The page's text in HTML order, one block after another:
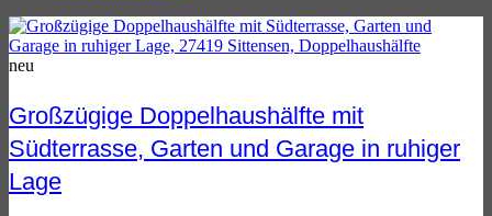
neu
Großzügige Doppelhaushälfte mit
Südterrasse, Garten und Garage in ruhiger
Lage